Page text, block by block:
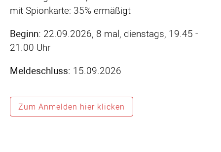
mit Spionkarte: 35% ermäßigt
Beginn: 22.09.2026, 8 mal, dienstags, 19.45 -
21.00 Uhr
Meldeschluss: 15.09.2026
Zum Anmelden hier klicken